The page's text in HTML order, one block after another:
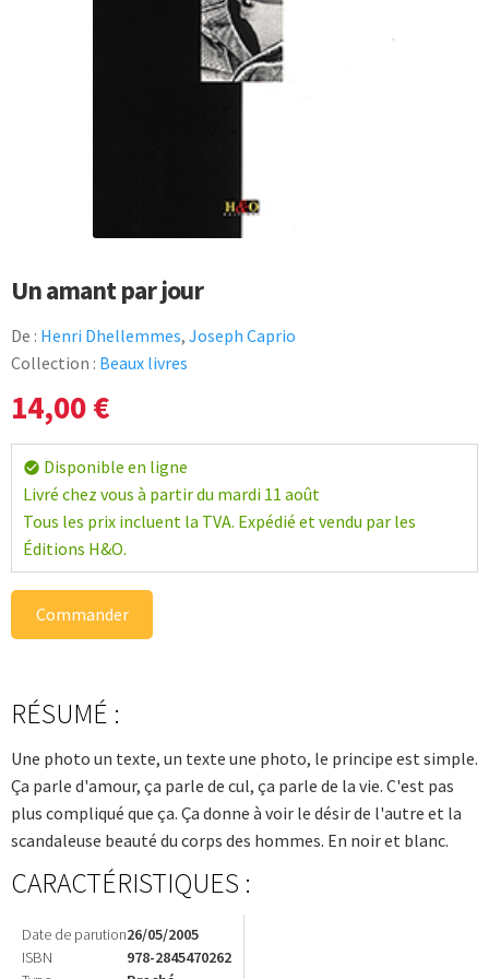
Un amant par jour
De : Henri Dhellemmes, Joseph Caprio
Collection : Beaux livres
14,00€
check_circle Disponible en ligne
Livré chez vous à partir du mardi 11 août
Tous les prix incluent la TVA. Expédié et vendu par les
Éditions H&O.
Commander
RÉSUMÉ :
Une photo un texte, un texte une photo, le principe est simple.
Ça parle d'amour, ça parle de cul, ça parle de la vie. C'est pas
plus compliqué que ça. Ça donne à voir le désir de l'autre et la
scandaleuse beauté du corps des hommes. En noir et blanc.
CARACTÉRISTIQUES :
Date de parution
ISBN
26/05/2005
978-2845470262